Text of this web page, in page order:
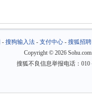
- 搜狗输入法- 支付中心- 搜狐招聘
Copyright © 2026
搜狐不良信息举报电话：010